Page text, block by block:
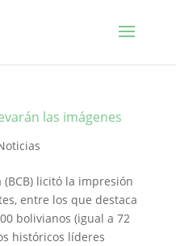
las imágenes
licitó la impresión
entre los que destaca
bolivianos (igual a 72
históricos líderes